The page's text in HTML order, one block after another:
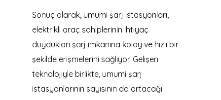
Sonuç olarak, umumi şarj istasyonları,
elektrikli araç sahiplerinin ihtiyaç
duydukları şarj imkanına kolay ve hızlı bir
şekilde erişmelerini sağlıyor. Gelişen
teknolojiyle birlikte, umumi şarj
istasyonlarının sayısının da artacağı